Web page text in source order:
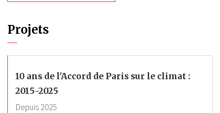
Projets
10 ans de l'Accord de Paris sur le climat :
2015-2025
Depuis2025